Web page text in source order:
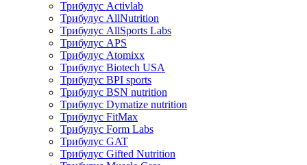
Трибулус Activlab
Трибулус AllNutrition
Трибулус AllSports Labs
Трибулус APS
Трибулус Atomixx
Трибулус Biotech USA
Трибулус BPI sports
Трибулус BSN nutrition
Трибулус Dymatize nutrition
Трибулус FitMax
Трибулус Form Labs
Трибулус GAT
Трибулус Gifted Nutrition